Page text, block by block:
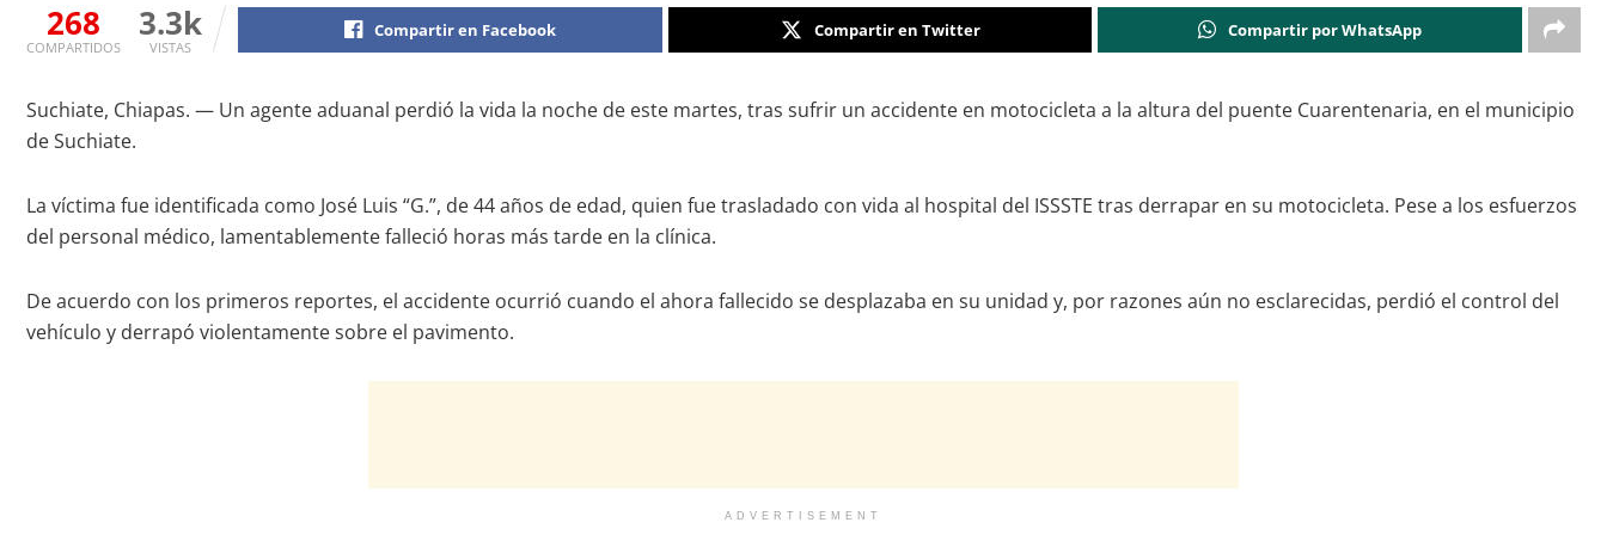
268
COMPARTIDOS
3.3k
VISTAS
Compartir en Facebook Compartir en Twitter Compartir por WhatsApp
Suchiate, Chiapas. — Un agente aduanal perdió la vida la noche de este martes, tras sufrir un accidente en motocicleta a la altura del puente Cuarentenaria, en el municipio
de Suchiate.
La víctima fue identificada como José Luis “G.”, de 44 años de edad, quien fue trasladado con vida al hospital del ISSSTE tras derrapar en su motocicleta. Pese a los esfuerzos
del personal médico, lamentablemente falleció horas más tarde en la clínica.
De acuerdo con los primeros reportes, el accidente ocurrió cuando el ahora fallecido se desplazaba en su unidad y, por razones aún no esclarecidas, perdió el control del
vehículo y derrapó violentamente sobre el pavimento.
ADVERTISEMENT